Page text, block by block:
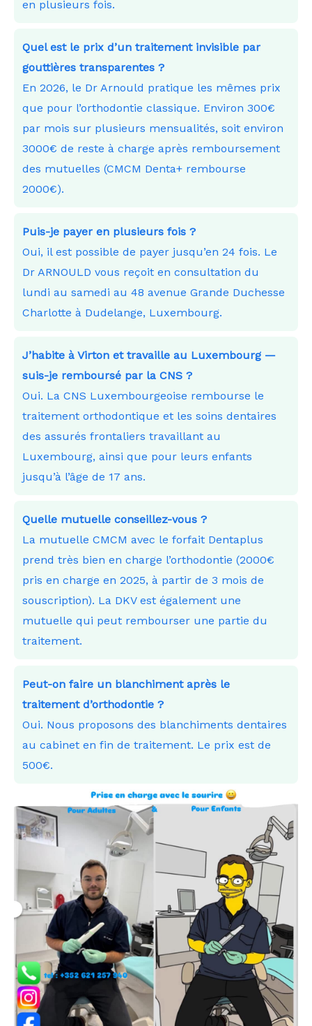
en plusieurs fois.
Quel est le prix d’un traitement invisible par
gouttières transparentes ?
En 2026, le Dr Arnould pratique les mêmes prix
que pour l’orthodontie classique. Environ 300€
par mois sur plusieurs mensualités, soit environ
3000€ de reste à charge après remboursement
des mutuelles (CMCM Denta+ rembourse
2000€).
Puis-je payer en plusieurs fois ?
Oui, il est possible de payer jusqu’en 24 fois. Le
Dr ARNOULD vous reçoit en consultation du
lundi au samedi au 48 avenue Grande Duchesse
Charlotte à Dudelange, Luxembourg.
J’habite à Virton et travaille au Luxembourg —
suis-je remboursé par la CNS ?
Oui. La CNS Luxembourgeoise rembourse le
traitement orthodontique et les soins dentaires
des assurés frontaliers travaillant au
Luxembourg, ainsi que pour leurs enfants
jusqu’à l’âge de 17 ans.
Quelle mutuelle conseillez-vous ?
La mutuelle CMCM avec le forfait Dentaplus
prend très bien en charge l’orthodontie (2000€
pris en charge en 2025, à partir de 3 mois de
souscription). La DKV est également une
mutuelle qui peut rembourser une partie du
traitement.
Peut-on faire un blanchiment après le
traitement d’orthodontie ?
Oui. Nous proposons des blanchiments dentaires
au cabinet en fin de traitement. Le prix est de
500€.